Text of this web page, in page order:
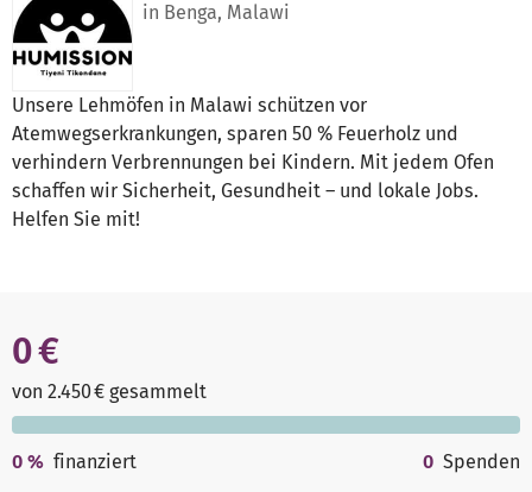
in Benga, Malawi
Unsere Lehmöfen in Malawi schützen vor
Atemwegserkrankungen, sparen 50 % Feuerholz und
verhindern Verbrennungen bei Kindern. Mit jedem Ofen
schaffen wir Sicherheit, Gesundheit – und lokale Jobs.
Helfen Sie mit!
0 €
von 2.450 € gesammelt
0 % finanziert 0 Spenden